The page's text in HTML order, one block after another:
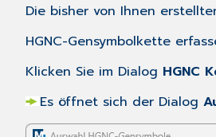
Die bisher von Ihnen
HGNC-Gensymbolkette
Klicken Sie im Dialog HGNC
Es öffnet sich der Dialog